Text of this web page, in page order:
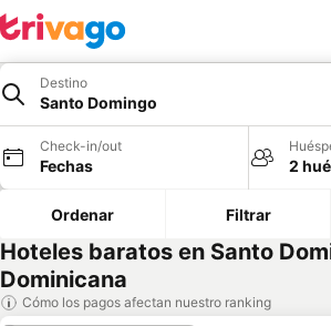
Destino
Santo Domingo
Check-in/out
Fechas 2
Ordenar Filtrar
Hoteles baratos en Santo
Dominicana
Cómo los pagos afectan nuestro ranking